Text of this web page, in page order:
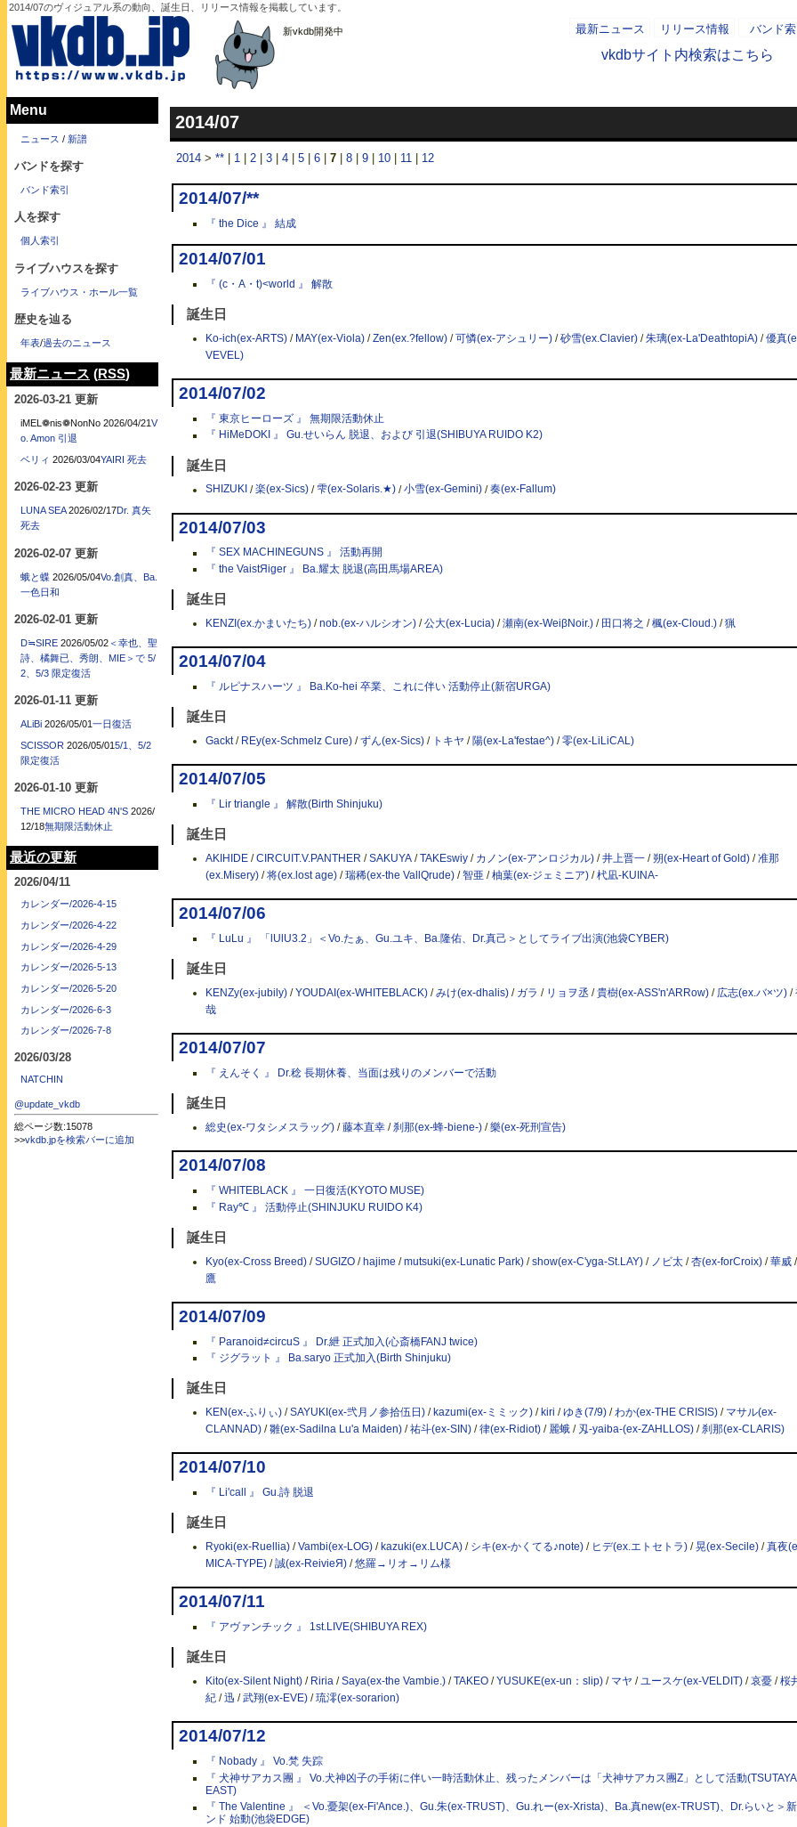
2014/07のヴィジュアル系の動向、誕生日、リリース情報を掲載しています。
新vkdb開発中 最新ニュース リリース情報 バンド
vkdbサイト内検索はこちら
2014/07
2014> **| 1| 2| 3| 4| 5| 6| 7| 8| 9| 10| 11| 12
2014/07/**
『 the Dice 』 結成
2014/07/01
『 (c・A・t)<world 』 解散
誕生日
Ko-ich(ex-ARTS) / MAY(ex-Viola) /Zen(ex.?fellow) /可憐(ex-アシュリー) /砂雪(ex.Clavier) /朱璃(ex-La'DeathtopiA) /優真
VEVEL)
2014/07/02
『 東京ヒーローズ 』 無期限活動休止
『 HiMeDOKI 』 Gu.せいらん 脱退、および 引退(SHIBUYA RUIDO K2)
誕生日
SHIZUKI /楽(ex-Sics) / 雫(ex-Solaris.★) /小雪(ex-Gemini) /奏(ex-Fallum)
2014/07/03
『 SEX MACHINEGUNS 』 活動再開
『 the VaistЯiger 』 Ba.耀太 脱退(高田馬場AREA)
誕生日
KENZI(ex.かまいたち) /nob.(ex-ハルシオン) /公大(ex-Lucia) /瀬南(ex-WeiβNoir.) / 田口将之 /楓(ex-Cloud.) /猟
2014/07/04
『 ルピナスハーツ 』 Ba.Ko-hei 卒業、これに伴い 活動停止(新宿URGA)
誕生日
Gackt/ REy(ex-Schmelz Cure) /ずん(ex-Sics) / トキヤ / 陽(ex-La'festae^) /零(ex-LiLiCAL)
2014/07/05
『 Lir triangle 』 解散(Birth Shinjuku)
誕生日
AKIHIDE /CIRCUIT.V.PANTHER /SAKUYA /TAKEswiy / カノン(ex-アンロジカル) /井上晋一 /朔(ex-Heart of Gold) /准那
(ex.Misery) /将(ex.lost age) /瑞稀(ex-the VallQrude) /智亜 /柚葉(ex-ジェミニア) /杙凪-KUINA-
2014/07/06
『 LuLu 』 「lUlU3.2」＜Vo.たぁ、Gu.ユキ、Ba.隆佑、Dr.真己＞としてライブ出演(池袋CYBER)
誕生日
KENZy(ex-jubily) /YOUDAI(ex-WHITEBLACK) /みけ(ex-dhalis) / ガラ / リョヲ丞 /貴樹(ex-ASS'n'ARRow) / 広志(ex.バ×ツ) /
哉
2014/07/07
『 えんそく 』 Dr.稔 長期休養、当面は残りのメンバーで活動
誕生日
総史(ex-ワタシメスラッグ) /藤本直幸 /刹那(ex-蜂-biene-) /樂(ex-死刑宣告)
2014/07/08
『 WHITEBLACK 』 一日復活(KYOTO MUSE)
『 Ray℃ 』 活動停止(SHINJUKU RUIDO K4)
誕生日
Kyo(ex-Cross Breed) /SUGIZO /hajime /mutsuki(ex-Lunatic Park) /show(ex-C'yga-St.LAY) / ノビ太 /杏(ex-forCroix) /華威
鷹
2014/07/09
『 Paranoid≠circuS 』 Dr.紲 正式加入(心斎橋FANJ twice)
『 ジグラット 』 Ba.saryo 正式加入(Birth Shinjuku)
誕生日
KEN(ex-ふりぃ) /SAYUKI(ex-弐月ノ参拾伍日) / kazumi(ex-ミミック) / kiri /ゆき(7/9) /わか(ex-THE CRISIS) / マサル(ex-
CLANNAD) /雛(ex-Sadilna Lu'a Maiden) /祐斗(ex-SIN) /律(ex-Ridiot) / 麗蛾 / 刄-yaiba-(ex-ZAHLLOS) /刹那(ex-CLARIS)
2014/07/10
『 Li'call 』 Gu.詩 脱退
誕生日
Ryoki(ex-Ruellia) /Vambi(ex-LOG) / kazuki(ex.LUCA) / シキ(ex-かくてる♪note) / ヒデ(ex.エトセトラ) /晃(ex-Secile) /真夜
MICA-TYPE) /誠(ex-ReivieЯ) /悠羅→リオ→リム様
2014/07/11
『 アヴァンチック 』 1st.LIVE(SHIBUYA REX)
誕生日
Kito(ex-Silent Night) / Riria /Saya(ex-the Vambie.) /TAKEO /YUSUKE(ex-un：slip) / マヤ /ユースケ(ex-VELDIT) /哀憂 /桜
紀 /迅 /武翔(ex-EVE) /琉澪(ex-sorarion)
2014/07/12
『 Nobady 』 Vo.梵 失踪
『 犬神サアカス團 』 Vo.犬神凶子の手術に伴い一時活動休止、残ったメンバーは「犬神サアカス團Z」として活動
EAST)
『 The Valentine 』 ＜Vo.憂架(ex-Fi'Ance.)、Gu.朱(ex-TRUST)、Gu.れー(ex-Xrista)、Ba.真new(ex-TRUST)、Dr.らいと＞
ンド 始動(池袋EDGE)
Menu
ニュース / 新譜
バンドを探す
バンド索引
人を探す
個人索引
ライブハウスを探す
ライブハウス・ホール一覧
歴史を辿る
年表/過去のニュース
最新ニュース (RSS)
2026-03-21 更新
iMEL❁nis❁NonNo 2026/04/21 V
o. Amon 引退
ベリィ 2026/03/04YAIRI 死去
2026-02-23 更新
LUNA SEA 2026/02/17Dr. 真矢
死去
2026-02-07 更新
蛾と蝶 2026/05/04Vo.創真、Ba.
一色日和
2026-02-01 更新
D≒SIRE 2026/05/02＜幸也、聖
詩、橘舞已、秀朗、MIE＞で 5/
2、5/3 限定復活
2026-01-11 更新
ALiBi 2026/05/01一日復活
SCISSOR 2026/05/015/1、5/2
限定復活
2026-01-10 更新
THE MICRO HEAD 4N'S 2026/
12/18無期限活動休止
最近の更新
2026/04/11
カレンダー/2026-4-15
カレンダー/2026-4-22
カレンダー/2026-4-29
カレンダー/2026-5-13
カレンダー/2026-5-20
カレンダー/2026-6-3
カレンダー/2026-7-8
2026/03/28
NATCHIN
@update_vkdb
総ページ数:15078
>>vkdb.jpを検索バーに追加